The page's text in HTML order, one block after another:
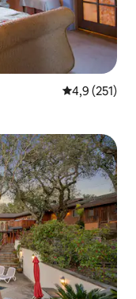
4,9 de uma
4,9 (251)